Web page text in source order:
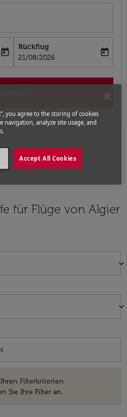
aria-label
today
Rückflug
fc-booking-return-date-aria-label
21/08/2026
today
nach Dänemark
für Flüge von Algier
keyboard_arrow_down
keyboard_arrow_down
Filterkriterien
Sie Ihre Filter an.
you agree to the storing of cookies
navigation, analyze site usage, and
Accept All Cookies